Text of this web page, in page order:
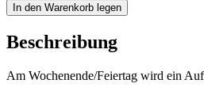
In den Warenkorb legen
Beschreibung
Am Wochenende/Feiertag wird ein